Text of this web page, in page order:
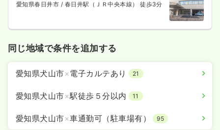
愛知県春日井市 / 春日井駅（ＪＲ中央本線） 徒歩3分
同じ地域で条件を追加する
愛知県犬山市×電子カルテあり 21
愛知県犬山市×駅徒歩５分以内 11
愛知県犬山市×車通勤可（駐車場有） 95